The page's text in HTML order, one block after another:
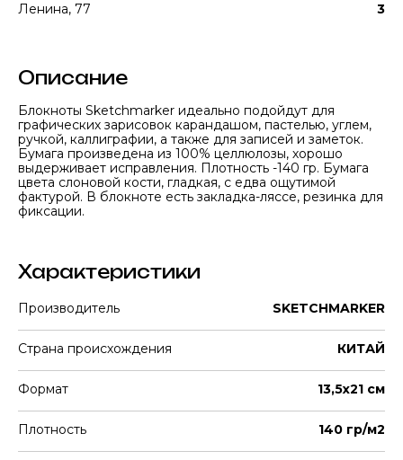
Ленина, 77 3
Описание
Блокноты Sketchmarker идеально подойдут для
графических зарисовок карандашом, пастелью, углем,
ручкой, каллиграфии, а также для записей и заметок.
Бумага произведена из 100% целлюлозы, хорошо
выдерживает исправления. Плотность -140 гр. Бумага
цвета слоновой кости, гладкая, с едва ощутимой
фактурой. В блокноте есть закладка-ляссе, резинка для
фиксации.
Характеристики
Производитель SKETCHMARKER
Страна происхождения КИТАЙ
Формат 13,5х21 см
Плотность 140 гр/м2